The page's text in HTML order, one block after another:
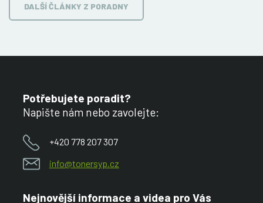
DALŠÍ ČLÁNKY Z PORADNY
Potřebujete poradit?
Napište nám nebo zavolejte:
+420 778 207 307
info@tonersyp.cz
Nejnovější informace a videa pro Vás